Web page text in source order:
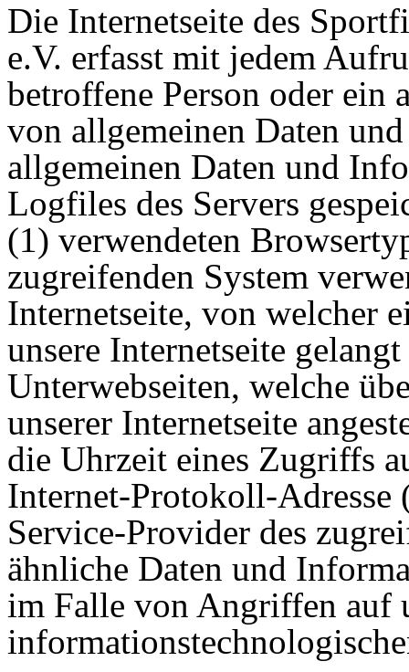
Die Internetseite des
e.V. erfasst mit jedem
betroffene Person oder ein
von allgemeinen Daten
allgemeinen Daten und
Logfiles des Servers
(1) verwendeten
zugreifenden System
Internetseite, von welcher
unsere Internetseite
Unterwebseiten, welche
unserer Internetseite
die Uhrzeit eines Zugriffs
Internet-Protokoll-Adresse
Service-Provider des
ähnliche Daten und
im Falle von Angriffen auf